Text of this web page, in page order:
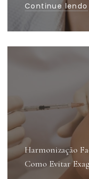
Continue lendo
Harmonização
Como Evitar